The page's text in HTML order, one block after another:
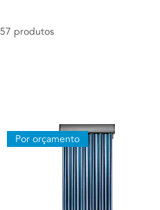
57 produtos
Por orçamento